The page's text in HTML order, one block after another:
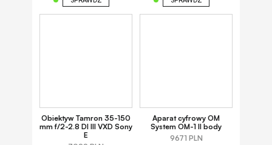
Obiektyw Tamron 35-150
mm f/2-2.8 DI III VXD Sony
E
Aparat cyfrowy OM
System OM-1 II body
9671 PLN